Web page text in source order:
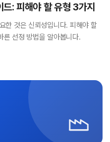
: 피해야 할 유형 3가지
한 것은 신뢰성입니다. 피해야 할
른 선정 방법을 알아봅니다.